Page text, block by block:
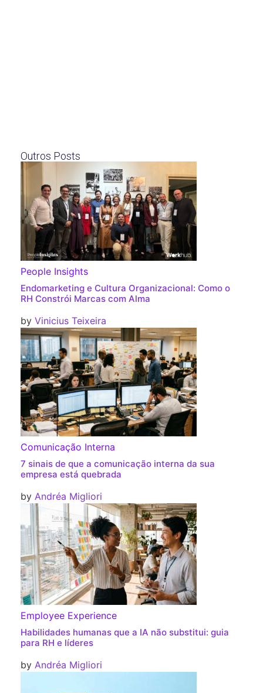
Outros Posts
People Insights
Endomarketing e Cultura Organizacional: Como o
RH Constrói Marcas com Alma
by Vinicius Teixeira
Comunicação Interna
7 sinais de que a comunicação interna da sua
empresa está quebrada
by Andréa Migliori
Employee Experience
Habilidades humanas que a IA não substitui: guia
para RH e líderes
by Andréa Migliori